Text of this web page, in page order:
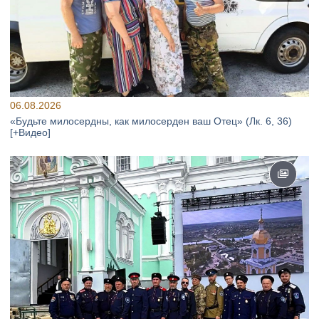
06.08.2026
«Будьте милосердны, как милосерден ваш Отец» (Лк. 6, 36)
[+Видео]